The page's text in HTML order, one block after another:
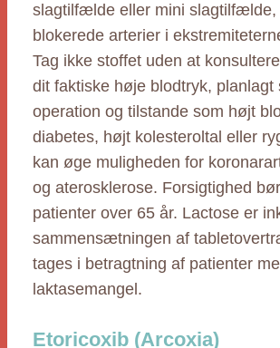
slagtilfælde eller mini slagtilfælde,
blokerede arterier i
Tag ikke stoffet uden at
dit faktiske høje blodtryk, planlagt
operation og tilstande som højt
diabetes, højt kolesteroltal eller
kan øge muligheden for
og aterosklerose. Forsigtighed
patienter over 65 år. Lactose er
sammensætningen af
tages i betragtning af patienter
laktasemangel.
Etoricoxib (Arcoxia)